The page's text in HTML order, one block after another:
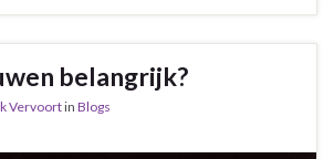
belangrijk?
Vervoortin Blogs